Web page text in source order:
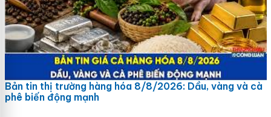
Bản tin thị trường hàng hóa 8/8/2026: Dầu, vàng và cà
phê biến động mạnh